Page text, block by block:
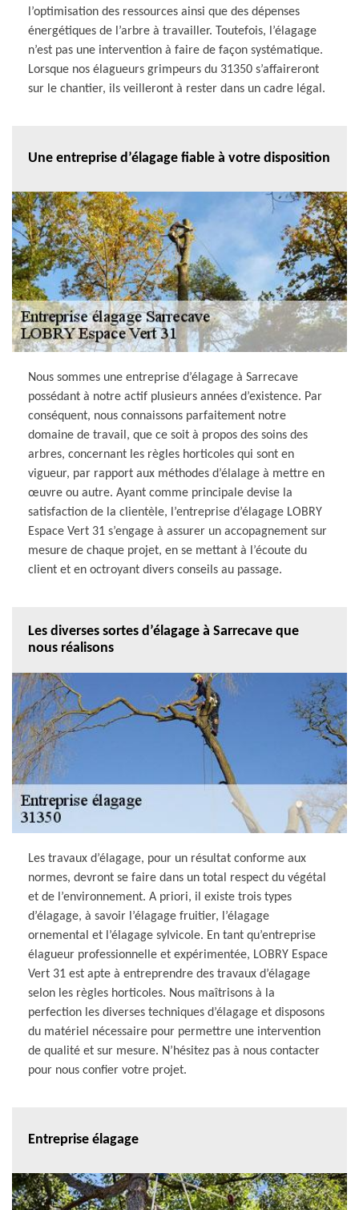
l’optimisation des ressources ainsi que des dépenses
énergétiques de l’arbre à travailler. Toutefois, l’élagage
n’est pas une intervention à faire de façon systématique.
Lorsque nos élagueurs grimpeurs du 31350 s’affaireront
sur le chantier, ils veilleront à rester dans un cadre légal.
Une entreprise d’élagage fiable à votre disposition
Nous sommes une entreprise d’élagage à Sarrecave
possédant à notre actif plusieurs années d’existence. Par
conséquent, nous connaissons parfaitement notre
domaine de travail, que ce soit à propos des soins des
arbres, concernant les règles horticoles qui sont en
vigueur, par rapport aux méthodes d’élalage à mettre en
œuvre ou autre. Ayant comme principale devise la
satisfaction de la clientèle, l’entreprise d’élagage LOBRY
Espace Vert 31 s’engage à assurer un accopagnement sur
mesure de chaque projet, en se mettant à l’écoute du
client et en octroyant divers conseils au passage.
Les diverses sortes d’élagage à Sarrecave que
nous réalisons
Les travaux d’élagage, pour un résultat conforme aux
normes, devront se faire dans un total respect du végétal
et de l’environnement. A priori, il existe trois types
d’élagage, à savoir l’élagage fruitier, l’élagage
ornemental et l’élagage sylvicole. En tant qu’entreprise
élagueur professionnelle et expérimentée, LOBRY Espace
Vert 31 est apte à entreprendre des travaux d’élagage
selon les règles horticoles. Nous maîtrisons à la
perfection les diverses techniques d’élagage et disposons
du matériel nécessaire pour permettre une intervention
de qualité et sur mesure. N’hésitez pas à nous contacter
pour nous confier votre projet.
Entreprise élagage